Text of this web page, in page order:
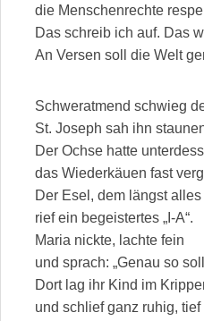
die Menschenrechte
Das schreib ich auf. Das
An Versen soll die Welt
Schweratmend schwieg
St. Joseph sah ihn
Der Ochse hatte
das Wiederkäuen fast
Der Esel, dem längst alles
rief ein begeistertes „I-A“.
Maria nickte, lachte fein
und sprach: „Genau so
Dort lag ihr Kind im
und schlief ganz ruhig, tief